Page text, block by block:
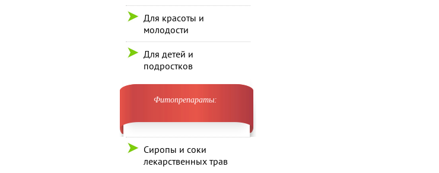
Для красоты и
молодости
Для детей и
подростков
Фитопрепараты:
Сиропы и соки
лекарственных трав